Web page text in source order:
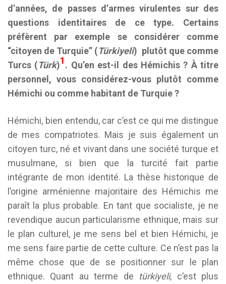
d’années, de passes d’armes virulentes sur des
questions identitaires de ce type. Certains
préfèrent par exemple se considérer comme
“citoyen de Turquie” (Türkiyeli) plutôt que comme
Turcs (Türk)1. Qu’en est-il des Hémichis ? À titre
personnel, vous considérez-vous plutôt comme
Hémichi ou comme habitant de Turquie ?
Hémichi, bien entendu, car c’est ce qui me distingue
de mes compatriotes. Mais je suis également un
citoyen turc, né et vivant dans une société turque et
musulmane, si bien que la turcité fait partie
intégrante de mon identité. La thèse historique de
l’origine arménienne majoritaire des Hémichis me
paraît la plus probable. En tant que socialiste, je ne
revendique aucun particularisme ethnique, mais sur
le plan culturel, je me sens bel et bien Hémichi, je
me sens faire partie de cette culture. Ce n’est pas la
même chose que de se positionner sur le plan
ethnique. Quant au terme de türkiyeli, c’est plus